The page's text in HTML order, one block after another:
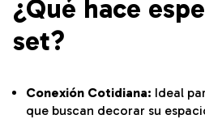
¿Qué hace
set?
Conexión Cotidiana: Ideal
que buscan decorar su